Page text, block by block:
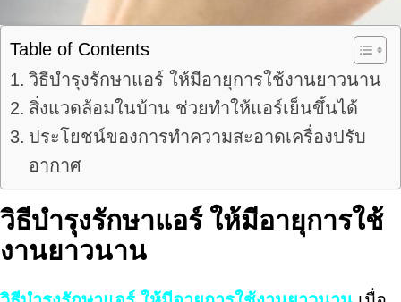
Table of Contents
วิธีบำรุงรักษาแอร์ ให้มีอายุการใช้งานยาวนาน
สิ่งแวดล้อมในบ้าน ช่วยทำให้แอร์เย็นขึ้นได้
ประโยชน์ของการทำความสะอาดเครื่องปรับ
อากาศ
วิธีบำรุงรักษาแอร์ ให้มีอายุการใช้
งานยาวนาน